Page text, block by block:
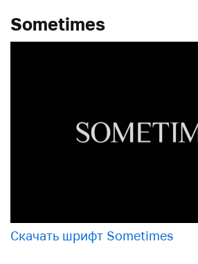
Sometimes
Скачать шрифт Sometimes